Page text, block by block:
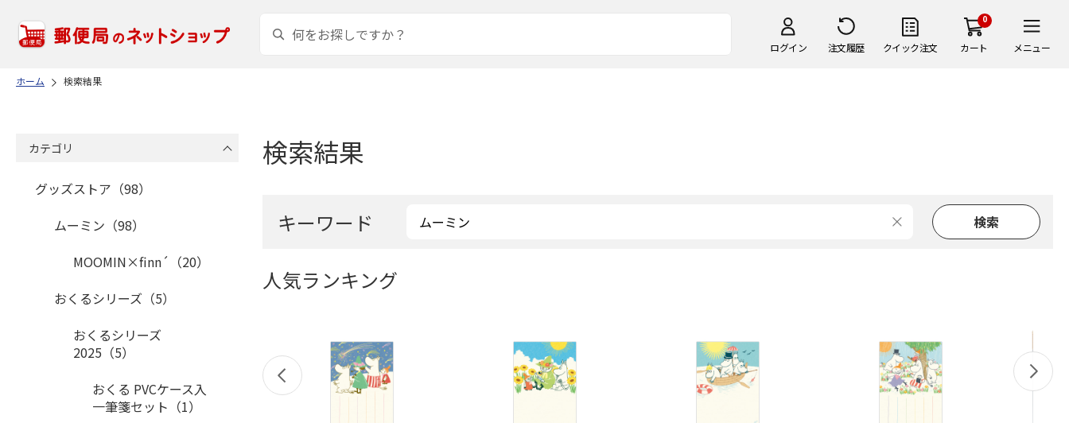
ログイン 注文履歴 クイック注文
0
カート メニュー
ホーム 検索結果
検索結果
キーワード
人気ランキング
カテゴリ
グッズストア（98）
ムーミン（98）
MOOMIN×finn´（20）
おくるシリーズ（5）
おくるシリーズ
2025（5）
おくる PVCケース入
一筆箋セット（1）